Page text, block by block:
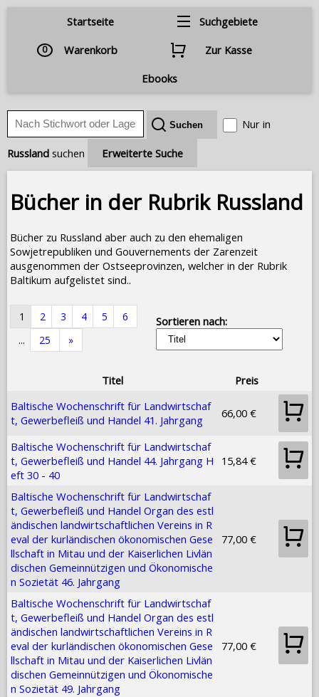
Startseite Suchgebiete
0 Warenkorb
Zur Kasse
Ebooks
Nur in
Russland suchen Erweiterte Suche
Bücher in der Rubrik Russland
Bücher zu Russland aber auch zu den ehemaligen
Sowjetrepubliken und Gouvernements der Zarenzeit
ausgenommen der Ostseeprovinzen, welcher in der Rubrik
Baltikum aufgelistet sind..
1 2 3 4 5
6
...
25 »
Sortieren nach:
Titel
Preis
Baltische Wochenschrift für Landwirtschaf
t, Gewerbefleiß und Handel 41. Jahrgang
66,00 €
Baltische Wochenschrift für Landwirtschaf
t, Gewerbefleiß und Handel 44. Jahrgang H
eft 30 - 40
15,84 €
Baltische Wochenschrift für Landwirtschaf
t, Gewerbefleiß und Handel Organ des estl
ändischen landwirtschaftlichen Vereins in R
eval der kurländischen ökonomischen Gese
llschaft in Mitau und der Kaiserlichen Livlän
dischen Gemeinnützigen und Ökonomische
n Sozietät 46. Jahrgang
77,00 €
Baltische Wochenschrift für Landwirtschaf
t, Gewerbefleiß und Handel Organ des estl
ändischen landwirtschaftlichen Vereins in R
eval der kurländischen ökonomischen Gese
llschaft in Mitau und der Kaiserlichen Livlän
dischen Gemeinnützigen und Ökonomische
n Sozietät 49. Jahrgang
77,00 €